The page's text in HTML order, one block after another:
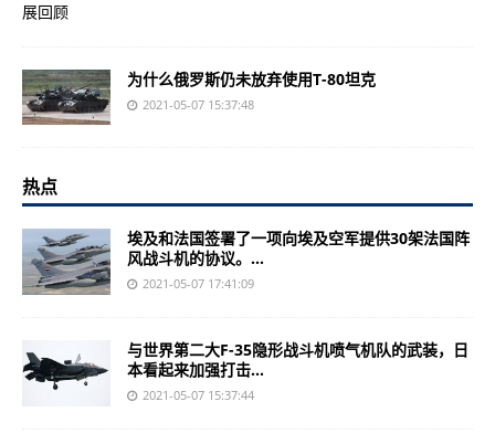
为什么俄罗斯仍未放弃使用T-80坦克
2021-05-07 15:37:48
热点
埃及和法国签署了一项向埃及空军提供30架法国阵
风战斗机的协议。...
2021-05-07 17:41:09
与世界第二大F-35隐形战斗机喷气机队的武装，日
本看起来加强打击...
2021-05-07 15:37:44